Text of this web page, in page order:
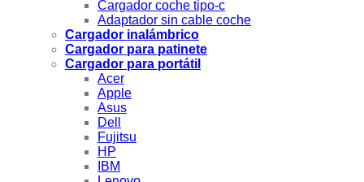
Cargador coche tipo-c
Adaptador sin cable coche
Cargador inalámbrico
Cargador para patinete
Cargador para portátil
Acer
Apple
Asus
Dell
Fujitsu
HP
IBM